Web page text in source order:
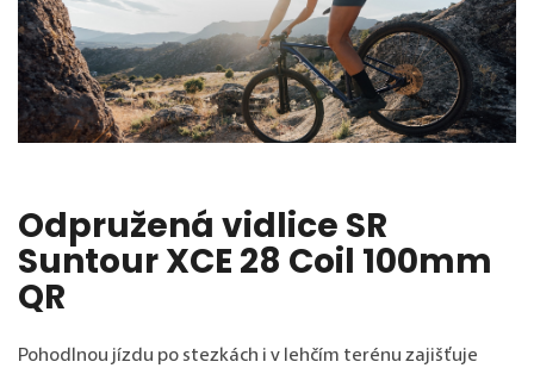
Odpružená vidlice SR
Suntour XCE 28 Coil 100mm
QR
Pohodlnou jízdu po stezkách i v lehčím terénu zajišťuje